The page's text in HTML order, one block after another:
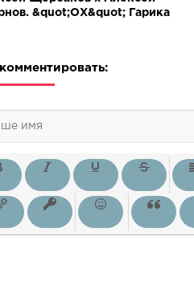
&quot;ОХ&quot; Гарика
и Тимура Батрутдинова